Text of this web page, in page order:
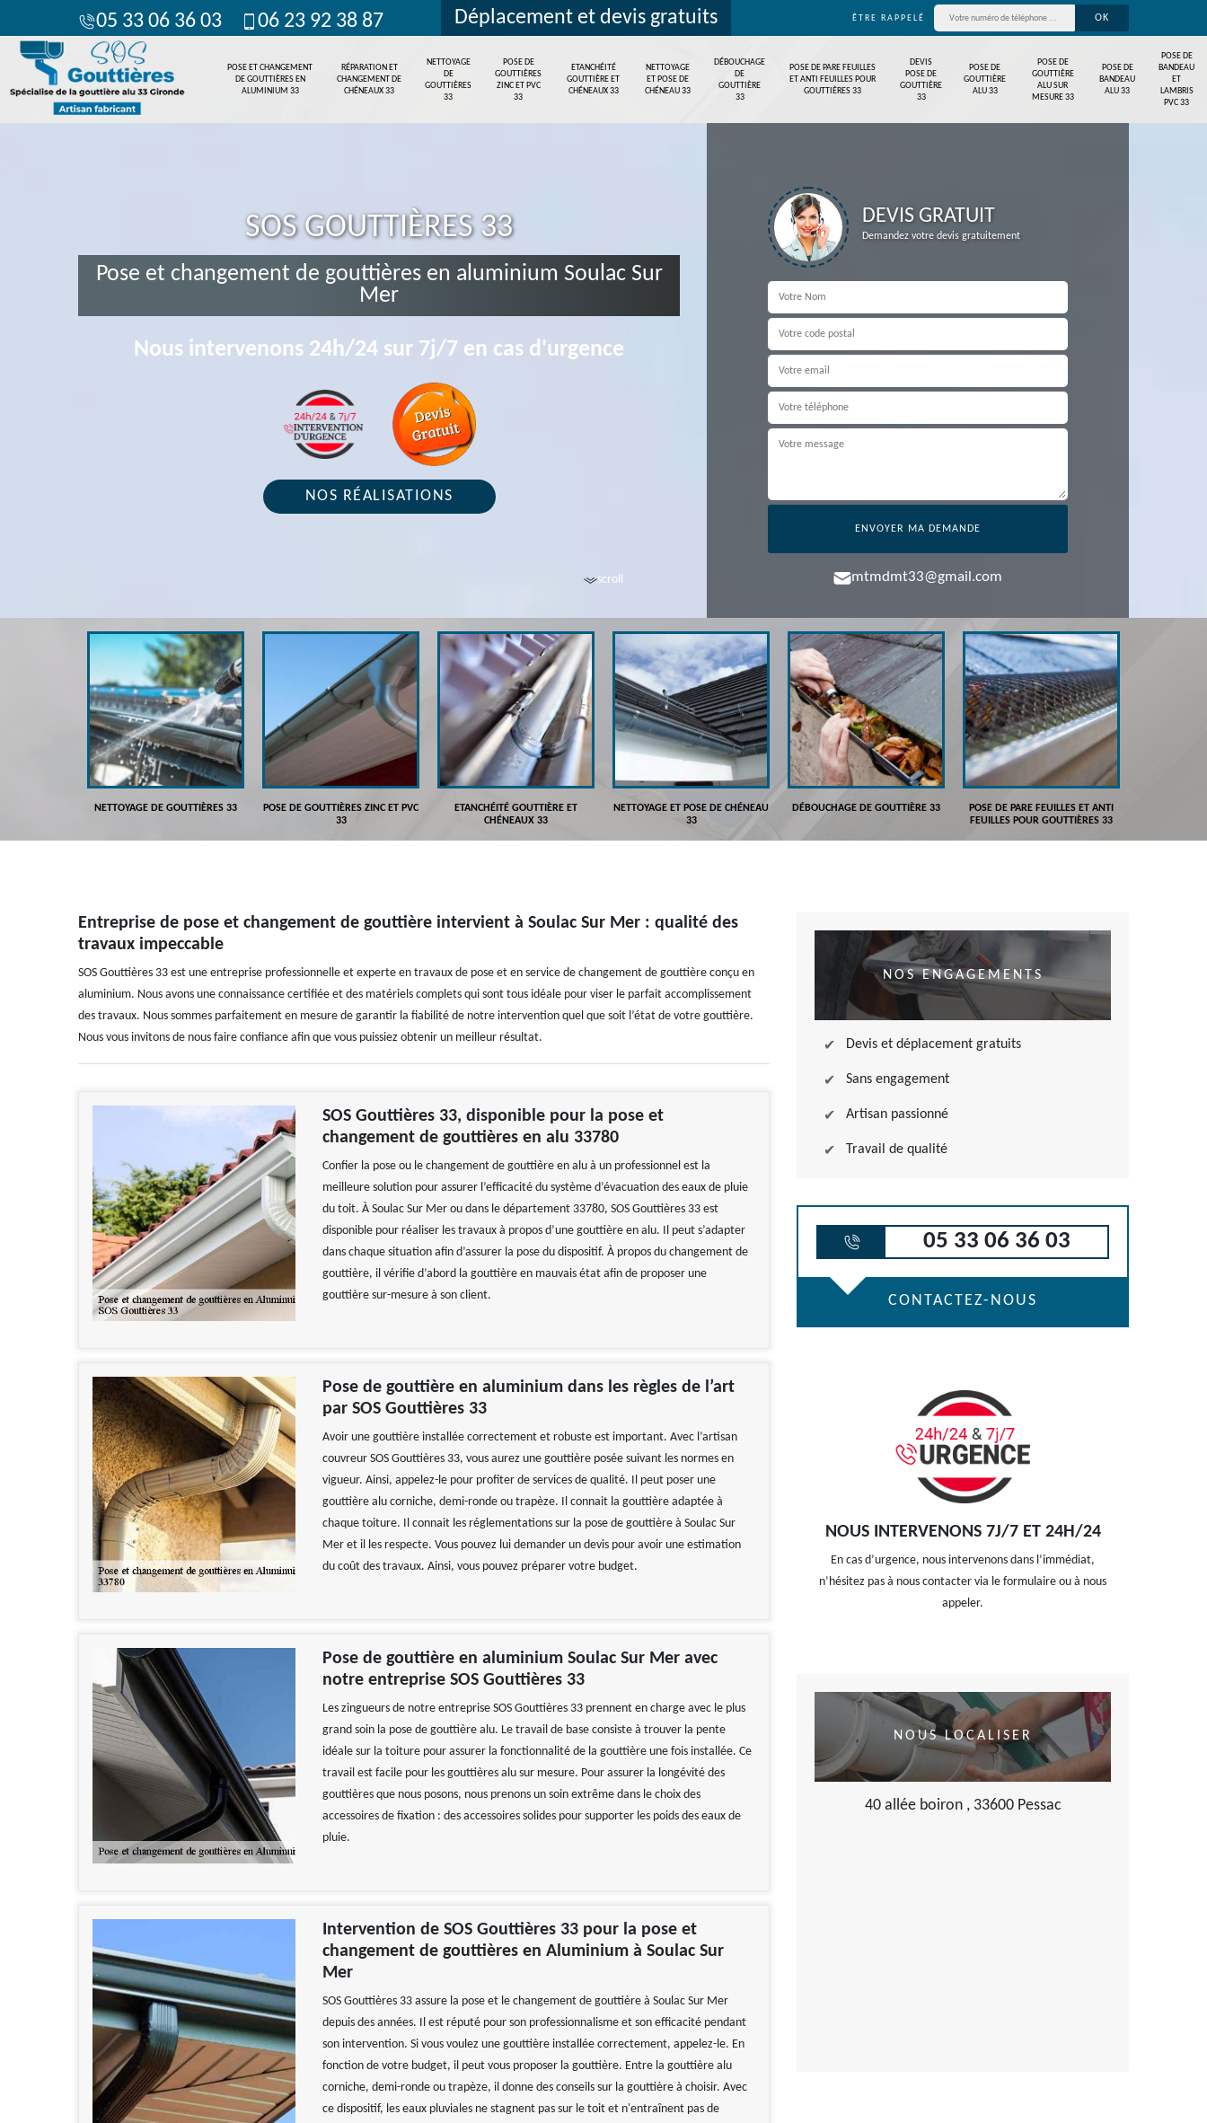
05 33 06 36 03 06 23 92 38 87 Déplacement et devis gratuits ÊTRE RAPPELÉ
POSE ET CHANGEMENT
DE GOUTTIÈRES EN
ALUMINIUM 33
RÉPARATION ET
CHANGEMENT DE
CHÉNEAUX 33
NETTOYAGE
DE
GOUTTIÈRES
33
POSE DE
GOUTTIÈRES
ZINC ET PVC
33
ETANCHÉITÉ
GOUTTIÈRE ET
CHÉNEAUX 33
NETTOYAGE
ET POSE DE
CHÉNEAU 33
DÉBOUCHAGE
DE
GOUTTIÈRE
33
POSE DE PARE FEUILLES
ET ANTI FEUILLES POUR
GOUTTIÈRES 33
DEVIS
POSE DE
GOUTTIÈRE
33
POSE DE
GOUTTIÈRE
ALU 33
POSE DE
GOUTTIÈRE
ALU SUR
MESURE 33
POSE DE
BANDEAU
ALU 33
POSE DE
BANDEAU
ET
LAMBRIS
PVC 33
scroll
SOS GOUTTIÈRES 33
Pose et changement de gouttières en aluminium Soulac Sur
Mer
Nous intervenons 24h/24 sur 7j/7 en cas d'urgence
NOS RÉALISATIONS
DEVIS GRATUIT
Demandez votre devis gratuitement
mtmdmt33@gmail.com
NETTOYAGE DE GOUTTIÈRES 33
POSE DE GOUTTIÈRES ZINC ET PVC
33
ETANCHÉITÉ GOUTTIÈRE ET
CHÉNEAUX 33
NETTOYAGE ET POSE DE CHÉNEAU
33
DÉBOUCHAGE DE GOUTTIÈRE 33
POSE DE PARE FEUILLES ET ANTI
FEUILLES POUR GOUTTIÈRES 33
Entreprise de pose et changement de gouttière intervient à Soulac Sur Mer : qualité des
travaux impeccable
SOS Gouttières 33 est une entreprise professionnelle et experte en travaux de pose et en service de changement de gouttière conçu en
aluminium. Nous avons une connaissance certifiée et des matériels complets qui sont tous idéale pour viser le parfait accomplissement
des travaux. Nous sommes parfaitement en mesure de garantir la fiabilité de notre intervention quel que soit l’état de votre gouttière.
Nous vous invitons de nous faire confiance afin que vous puissiez obtenir un meilleur résultat.
SOS Gouttières 33, disponible pour la pose et
changement de gouttières en alu 33780
Confier la pose ou le changement de gouttière en alu à un professionnel est la
meilleure solution pour assurer l’efficacité du système d’évacuation des eaux de pluie
du toit. À Soulac Sur Mer ou dans le département 33780, SOS Gouttières 33 est
disponible pour réaliser les travaux à propos d’une gouttière en alu. Il peut s’adapter
dans chaque situation afin d’assurer la pose du dispositif. À propos du changement de
gouttière, il vérifie d’abord la gouttière en mauvais état afin de proposer une
gouttière sur-mesure à son client.
Pose de gouttière en aluminium dans les règles de l’art
par SOS Gouttières 33
Avoir une gouttière installée correctement et robuste est important. Avec l’artisan
couvreur SOS Gouttières 33, vous aurez une gouttière posée suivant les normes en
vigueur. Ainsi, appelez-le pour profiter de services de qualité. Il peut poser une
gouttière alu corniche, demi-ronde ou trapèze. Il connait la gouttière adaptée à
chaque toiture. Il connait les réglementations sur la pose de gouttière à Soulac Sur
Mer et il les respecte. Vous pouvez lui demander un devis pour avoir une estimation
du coût des travaux. Ainsi, vous pouvez préparer votre budget.
Pose de gouttière en aluminium Soulac Sur Mer avec
notre entreprise SOS Gouttières 33
Les zingueurs de notre entreprise SOS Gouttières 33 prennent en charge avec le plus
grand soin la pose de gouttière alu. Le travail de base consiste à trouver la pente
idéale sur la toiture pour assurer la fonctionnalité de la gouttière une fois installée. Ce
travail est facile pour les gouttières alu sur mesure. Pour assurer la longévité des
gouttières que nous posons, nous prenons un soin extrême dans le choix des
accessoires de fixation : des accessoires solides pour supporter les poids des eaux de
pluie.
Intervention de SOS Gouttières 33 pour la pose et
changement de gouttières en Aluminium à Soulac Sur
Mer
SOS Gouttières 33 assure la pose et le changement de gouttière à Soulac Sur Mer
depuis des années. Il est réputé pour son professionnalisme et son efficacité pendant
son intervention. Si vous voulez une gouttière installée correctement, appelez-le. En
fonction de votre budget, il peut vous proposer la gouttière. Entre la gouttière alu
corniche, demi-ronde ou trapèze, il donne des conseils sur la gouttière à choisir. Avec
ce dispositif, les eaux pluviales ne stagnent pas sur le toit et n'entraînent pas de
NOS ENGAGEMENTS
Devis et déplacement gratuits
Sans engagement
Artisan passionné
Travail de qualité
05 33 06 36 03
CONTACTEZ-NOUS
NOUS INTERVENONS 7J/7 ET 24H/24
En cas d’urgence, nous intervenons dans l’immédiat,
n’hésitez pas à nous contacter via le formulaire ou à nous
appeler.
NOUS LOCALISER
40 allée boiron , 33600 Pessac